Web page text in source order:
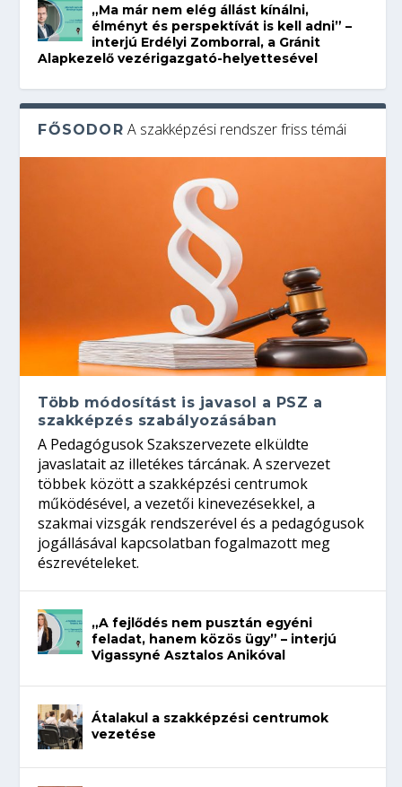
„Ma már nem elég állást kínálni,
élményt és perspektívát is kell adni” –
interjú Erdélyi Zomborral, a Gránit
Alapkezelő vezérigazgató-helyettesével
FŐSODOR A szakképzési rendszer friss témái
Több módosítást is javasol a PSZ a
szakképzés szabályozásában
A Pedagógusok Szakszervezete elküldte
javaslatait az illetékes tárcának. A szervezet
többek között a szakképzési centrumok
működésével, a vezetői kinevezésekkel, a
szakmai vizsgák rendszerével és a pedagógusok
jogállásával kapcsolatban fogalmazott meg
észrevételeket.
„A fejlődés nem pusztán egyéni
feladat, hanem közös ügy” – interjú
Vigassyné Asztalos Anikóval
Átalakul a szakképzési centrumok
vezetése